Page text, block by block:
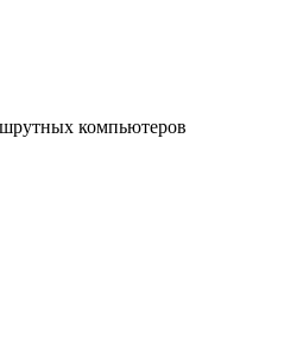
компьютеров